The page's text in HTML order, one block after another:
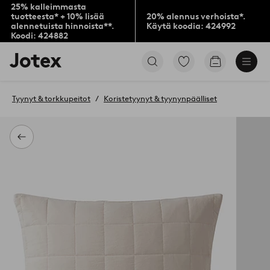
25% kalleimmasta
tuotteesta* + 10% lisää
alennetuista hinnoista**.
Koodi: 424882
20% alennus verhoista*.
Käytä koodia: 424992
Jotex-
logo
aloitussivulle
Siirry
Siirry
Takaisin
Tyynyt & torkkupeitot Koristetyynyt & tyynynpäälliset